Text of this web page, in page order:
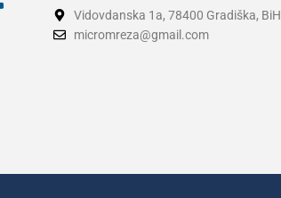
Vidovdanska 1a, 78400 Gradiška, BiH
micromreza@gmail.com